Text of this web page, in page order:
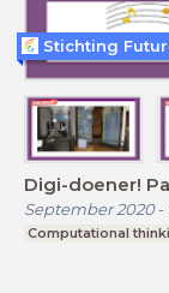
September 2020-
Computational
Stichting